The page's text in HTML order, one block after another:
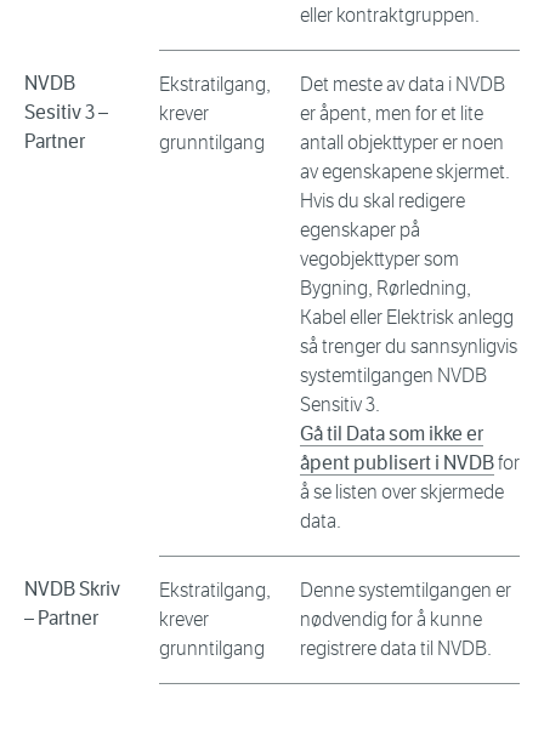
eller kontraktgruppen.
NVDB
Sesitiv 3 –
Partner
Ekstratilgang,
krever
grunntilgang
Det meste av data i NVDB
er åpent, men for et lite
antall objekttyper er noen
av egenskapene skjermet.
Hvis du skal redigere
egenskaper på
vegobjekttyper som
Bygning, Rørledning,
Kabel eller Elektrisk anlegg
så trenger du sannsynligvis
systemtilgangen NVDB
Sensitiv 3.
Gå til Data som ikke er
åpent publisert i NVDBfor
å se listen over skjermede
data.
NVDB Skriv
– Partner
Ekstratilgang,
krever
grunntilgang
Denne systemtilgangen er
nødvendig for å kunne
registrere data til NVDB.